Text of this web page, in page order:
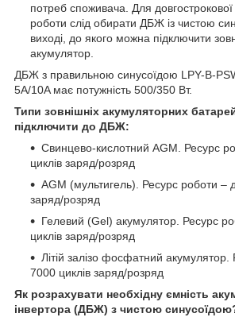
потреб споживача. Для
роботи слід обирати ДБЖ із чистою
виході, до якого можна підключити
акумулятор.
ДБЖ з правильною синусоїдою LPY-B-
5A/10A має потужність 500/350 Вт.
Типи зовнішніх акумуляторних
підключити до ДБЖ:
Свинцево-кислотний AGM. Ресурс
циклів заряд/розряд
AGM (мультигель). Ресурс роботи –
заряд/розряд
Гелевий (Gel) акумулятор. Ресурс
циклів заряд/розряд
Літій залізо фосфатний
7000 циклів заряд/розряд
Як розрахувати необхідну ємність
інвертора (ДБЖ) з чистою